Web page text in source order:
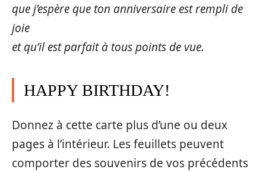
que j’espère que ton anniversaire est rempli de
joie
et qu’il est parfait à tous points de vue.
HAPPY BIRTHDAY!
Donnez à cette carte plus d’une ou deux
pages à l’intérieur. Les feuillets peuvent
comporter des souvenirs de vos précédents